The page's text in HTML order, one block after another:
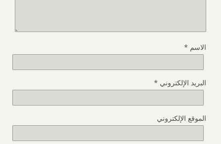
الاسم *
البريد الإلكتروني *
الموقع الإلكتروني